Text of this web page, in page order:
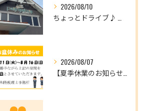
2026/08/10
2026/08/07